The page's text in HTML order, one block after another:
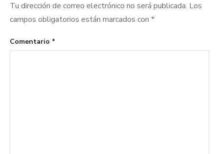
Tu dirección de correo electrónico no será publicada. Los
campos obligatorios están marcados con *
Comentario *